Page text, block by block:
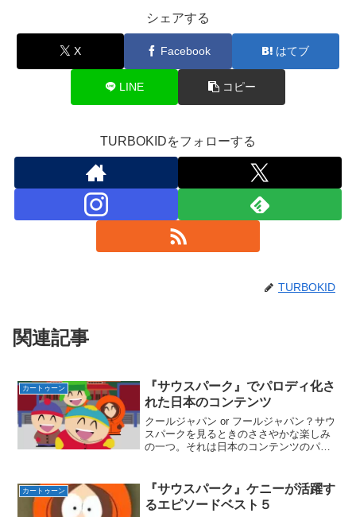
シェアする
X Facebook はてブ
LINE コピー
TURBOKIDをフォローする
TURBOKID
関連記事
カートゥーン
『サウスパーク』でパロディ化さ
れた日本のコンテンツ
クールジャパン or フールジャパン？サウ
スパークを見るときのささやかな楽しみ
の一つ。それは日本のコンテンツのパロ
学時代に日本語専攻であったり、日系人
の元妻がいたりと日...
カートゥーン
『サウスパーク』ケニーが活躍す
るエピソードベスト５